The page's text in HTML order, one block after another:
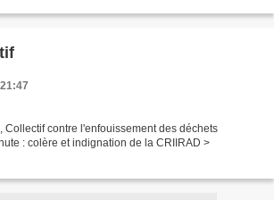
Collectif contre l'enfouissement des déchets
: colère et indignation de la CRIIRAD >
de...